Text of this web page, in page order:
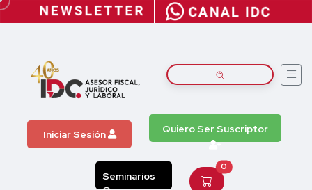
Iniciar Sesión Quiero Ser Suscriptor
Seminarios
0